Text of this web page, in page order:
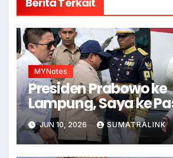
MYNotes
Presiden Prabowo ke
Lampung, Saya ke
JUN 10, 2026 SUMATRALINK